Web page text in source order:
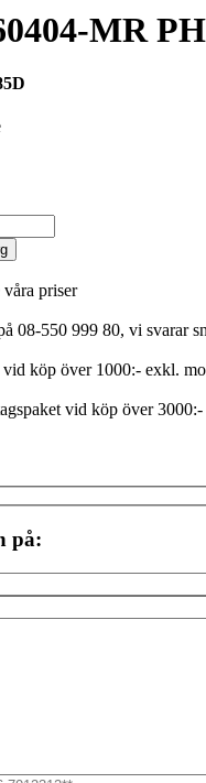
MR
priser
08-550 999 80, vi svarar
köp över 1000:- exkl.
vid köp över
på: